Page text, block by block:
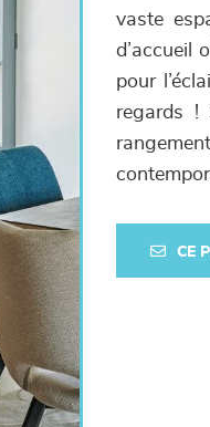
vaste
d’accueil
pour
regards !
CE